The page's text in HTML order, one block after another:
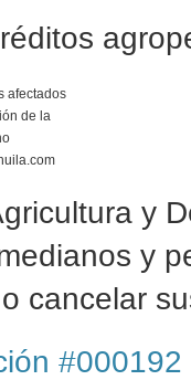
afectados
de la
y
y
cancelar
#000192